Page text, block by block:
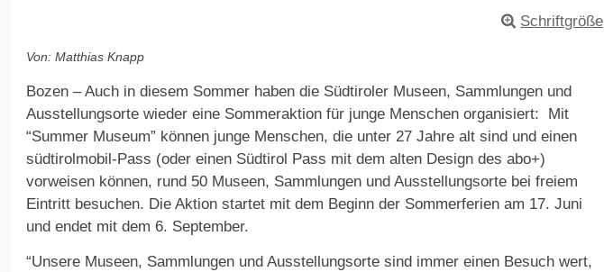
Schriftgröße
Von: Matthias Knapp
Bozen – Auch in diesem Sommer haben die Südtiroler Museen, Sammlungen und
Ausstellungsorte wieder eine Sommeraktion für junge Menschen organisiert: Mit
“Summer Museum” können junge Menschen, die unter 27 Jahre alt sind und einen
südtirolmobil-Pass (oder einen Südtirol Pass mit dem alten Design des abo+)
vorweisen können, rund 50 Museen, Sammlungen und Ausstellungsorte bei freiem
Eintritt besuchen. Die Aktion startet mit dem Beginn der Sommerferien am 17. Juni
und endet mit dem 6. September.
“Unsere Museen, Sammlungen und Ausstellungsorte sind immer einen Besuch wert,